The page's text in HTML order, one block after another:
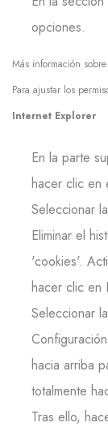
opciones.
Más información
Para ajustar los
Internet Explorer
En la parte
hacer clic en
Seleccionar
Eliminar el
'cookies'.
hacer clic en
Seleccionar
hacia arriba
totalmente
Tras ello,